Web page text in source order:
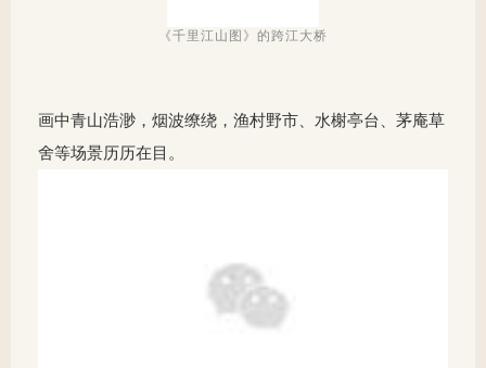
《千里江山图》的跨江大桥
画中青山浩渺，烟波缭绕，渔村野市、水榭亭台、茅庵草
舍等场景历历在目。